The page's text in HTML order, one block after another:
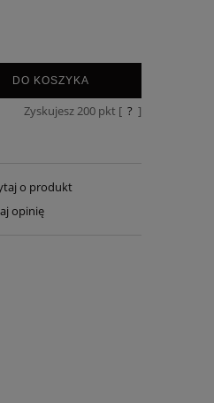
kosztów
DO KOSZYKA
Zyskujesz 200pkt [ ? ]
o produkt
opinię